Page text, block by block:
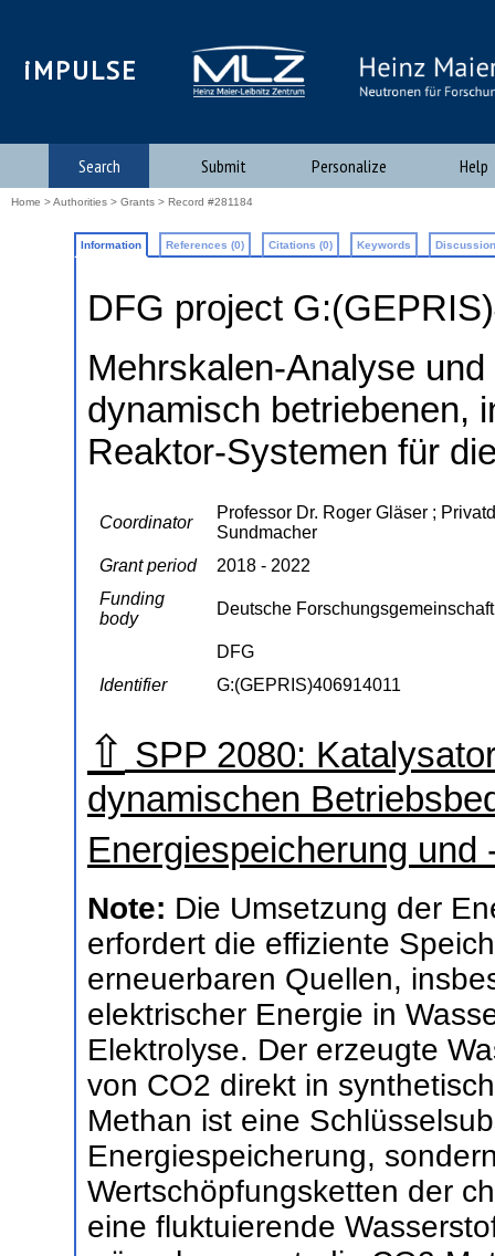
iMPULSE
Search Submit Personalize Help
Home >Authorities > Grants > Record #281184
Information References (0) Citations (0) Keywords
DFG project
Mehrskalen-Analyse
dynamisch betriebenen,
Reaktor-Systemen für
Coordinator
Professor Dr. Roger Gläser ;
Sundmacher
Grant period
2018 - 2022
Funding
body
Deutsche Forschungsgemeinschaft
DFG
Identifier
G:(GEPRIS)406914011
⇧ SPP 2080:
dynamischen
Energiespeicherung
Note: Die Umsetzung der
erfordert die effiziente
erneuerbaren Quellen,
elektrischer Energie in
Elektrolyse. Der erzeugte
von CO2 direkt in
Methan ist eine
Energiespeicherung,
Wertschöpfungsketten der
eine fluktuierende